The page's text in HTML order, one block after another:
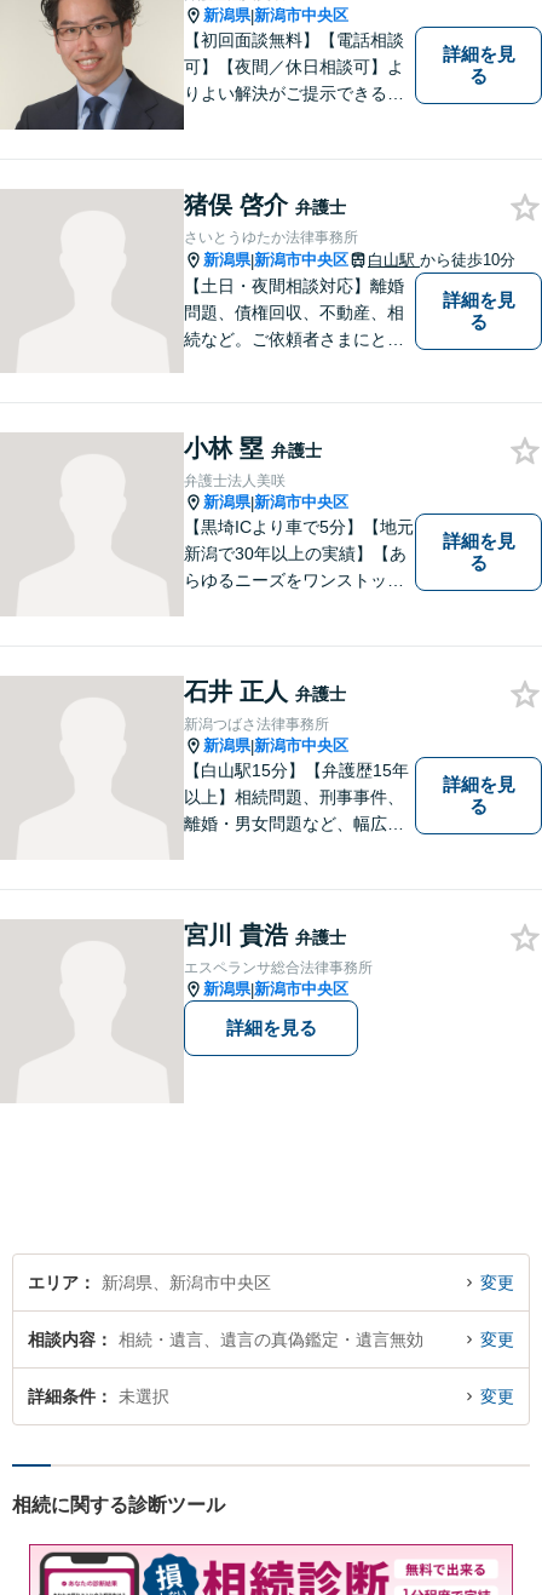
新潟県|新潟市中央区
【初回面談無料】【電話相談
可】【夜間／休日相談可】よ
りよい解決がご提示できるよ
詳細を見
る
猪俣 啓介 弁護士
さいとうゆたか法律事務所
新潟県|新潟市中央区 白山駅 から徒歩10分
【土日・夜間相談対応】離婚
問題、債権回収、不動産、相
続など。ご依頼者さまにとっ
ず、わかりやすくご説明しま
す。お気軽にご相談ください
【子連れ相談可】
詳細を見
る
小林 塁 弁護士
弁護士法人美咲
新潟県|新潟市中央区
【黒埼ICより車で5分】【地元
新潟で30年以上の実績】【あ
らゆるニーズをワンストップ
の努力をいたします。
詳細を見
る
石井 正人 弁護士
新潟つばさ法律事務所
新潟県|新潟市中央区
【白山駅15分】【弁護歴15年
以上】相続問題、刑事事件、
離婚・男女問題など、幅広い
を目指します。まずはお気軽
にご相談を！【著書多数！】
詳細を見
る
宮川 貴浩 弁護士
エスペランサ総合法律事務所
新潟県|新潟市中央区
詳細を見る
エリア 新潟県、新潟市中央区 変更
相談内容 相続・遺言、遺言の真偽鑑定・遺言無効 変更
詳細条件 未選択 変更
相続に関する診断ツール